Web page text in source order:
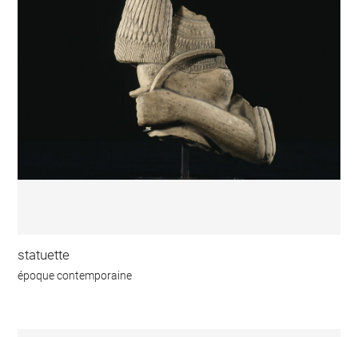
statuette
époque contemporaine